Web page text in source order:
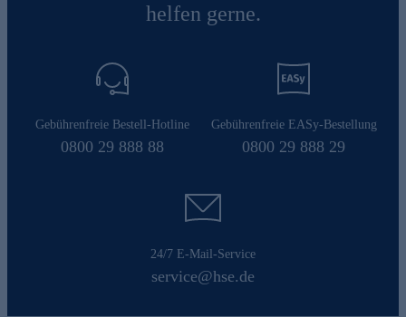
helfen gerne.
Gebührenfreie Bestell-Hotline
0800 29 888 88
Gebührenfreie EASy-Bestellung
0800 29 888 29
24/7 E-Mail-Service
service@hse.de